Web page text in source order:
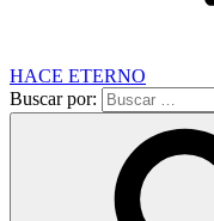
HACE ETERNO
Buscar por: